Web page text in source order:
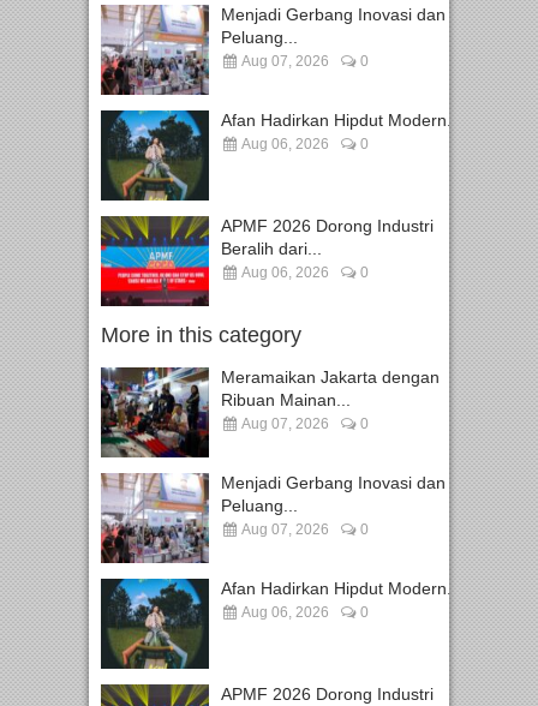
Menjadi Gerbang Inovasi dan
Peluang...
Aug 07, 2026 0
Afan Hadirkan Hipdut Modern...
Aug 06, 2026 0
APMF 2026 Dorong Industri
Beralih dari...
Aug 06, 2026 0
More in this category
Meramaikan Jakarta dengan
Ribuan Mainan...
Aug 07, 2026 0
Menjadi Gerbang Inovasi dan
Peluang...
Aug 07, 2026 0
Afan Hadirkan Hipdut Modern...
Aug 06, 2026 0
APMF 2026 Dorong Industri